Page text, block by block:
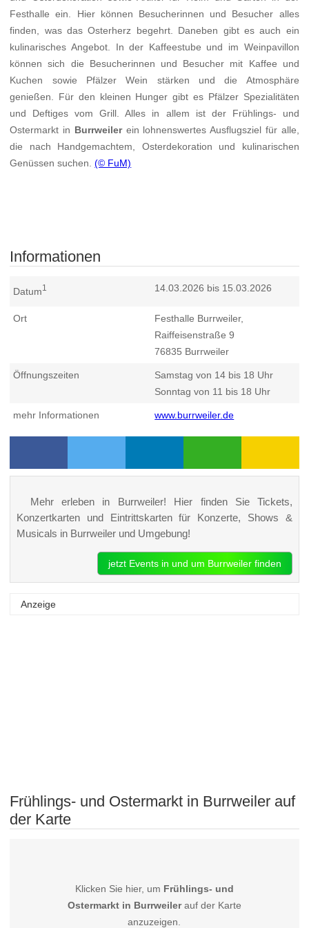
Festhalle ein. Hier können Besucherinnen und Besucher alles
finden, was das Osterherz begehrt. Daneben gibt es auch ein
kulinarisches Angebot. In der Kaffeestube und im Weinpavillon
können sich die Besucherinnen und Besucher mit Kaffee und
Kuchen sowie Pfälzer Wein stärken und die Atmosphäre
genießen. Für den kleinen Hunger gibt es Pfälzer Spezialitäten
und Deftiges vom Grill. Alles in allem ist der Frühlings- und
Ostermarkt in Burrweilerein lohnenswertes Ausflugsziel für alle,
die nach Handgemachtem, Osterdekoration und kulinarischen
Genüssen suchen.(© FuM)
Informationen
Datum1 14.03.2026 bis 15.03.2026
Ort
Festhalle Burrweiler,
Raiffeisenstraße 9
76835 Burrweiler
Öffnungszeiten
Samstag von 14 bis 18 Uhr
Sonntag von 11 bis 18 Uhr
mehr Informationen www.burrweiler.de
Mehr erleben in Burrweiler! Hier finden Sie Tickets,
Konzertkarten und Eintrittskarten für Konzerte, Shows &
Musicals in Burrweiler und Umgebung!
jetzt Events in und um Burrweiler finden
Anzeige
Frühlings- und Ostermarkt in Burrweiler auf
der Karte
Klicken Sie hier, um Frühlings- und
Ostermarkt in Burrweilerauf der Karte
anzuzeigen.